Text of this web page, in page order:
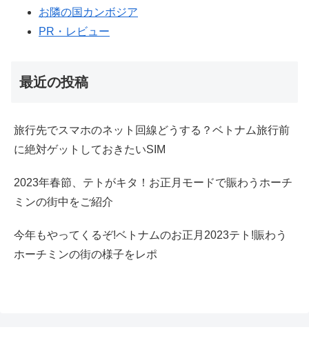
お隣の国カンボジア
PR・レビュー
最近の投稿
旅行先でスマホのネット回線どうする？ベトナム旅行前
に絶対ゲットしておきたいSIM
2023年春節、テトがキタ！お正月モードで賑わうホーチ
ミンの街中をご紹介
今年もやってくるぞ!ベトナムのお正月2023テト!賑わう
ホーチミンの街の様子をレポ